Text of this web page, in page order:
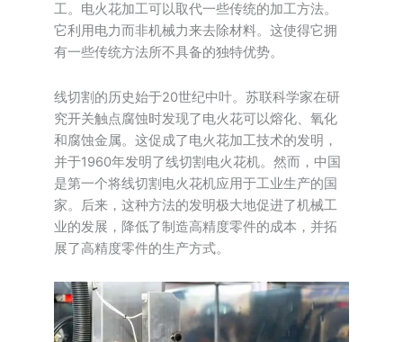
工。电火花加工可以取代一些传统的加工方法。
它利用电力而非机械力来去除材料。这使得它拥
有一些传统方法所不具备的独特优势。
线切割的历史始于20世纪中叶。苏联科学家在研
究开关触点腐蚀时发现了电火花可以熔化、氧化
和腐蚀金属。这促成了电火花加工技术的发明，
并于1960年发明了线切割电火花机。然而，中国
是第一个将线切割电火花机应用于工业生产的国
家。后来，这种方法的发明极大地促进了机械工
业的发展，降低了制造高精度零件的成本，并拓
展了高精度零件的生产方式。